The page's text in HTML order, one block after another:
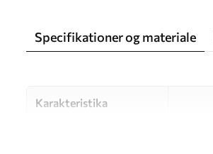
Specifikationer og materiale
Karakteristika